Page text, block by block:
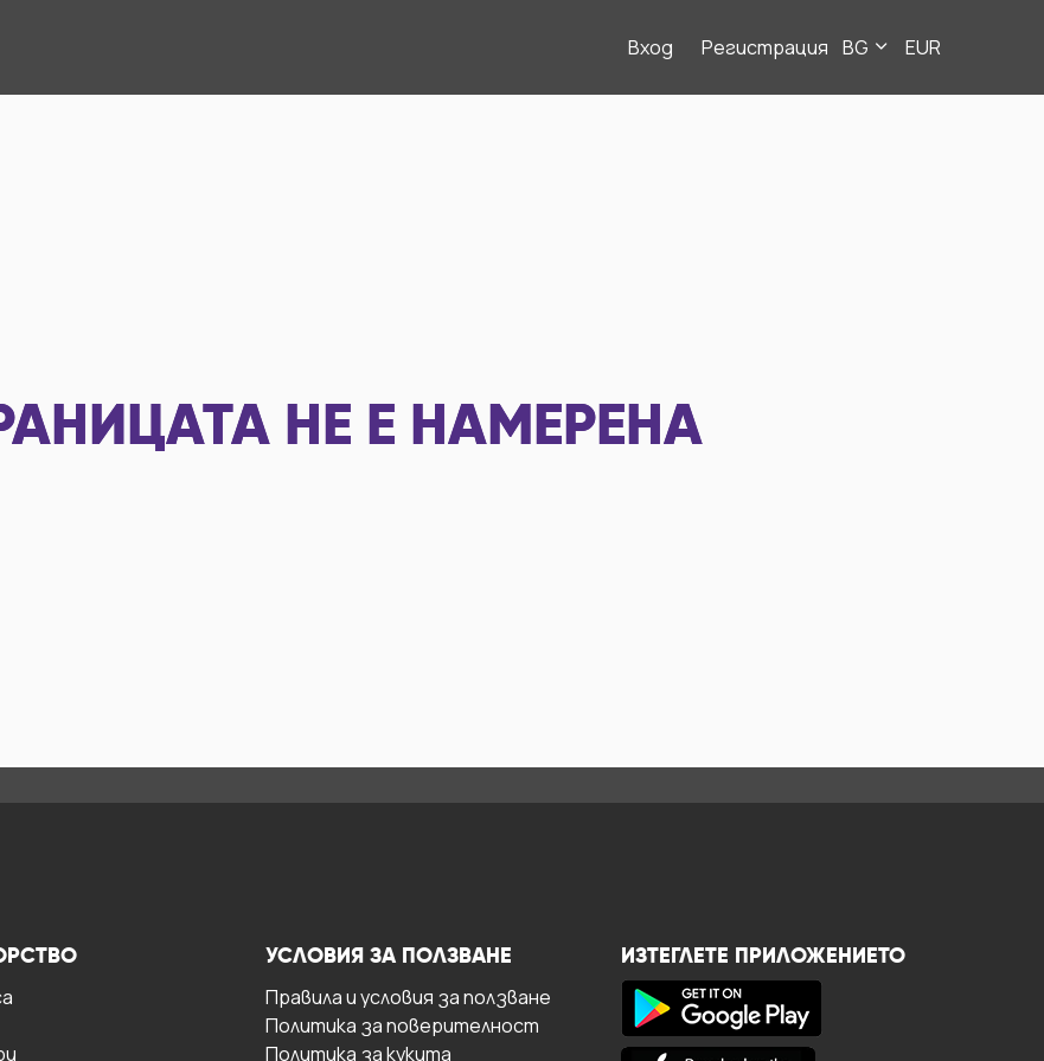
Вход Регистрация BG EUR
НЕ Е НАМЕРЕНА
УСЛОВИЯ ЗА ПОЛЗВАНЕ
Правила и условия за ползване
Политика за поверителност
Политика за кукита
ИЗТЕГЛЕТЕ ПРИЛОЖЕНИЕТО